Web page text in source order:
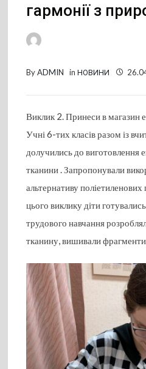
гармонії з
ByADMIN inНОВИНИ
Виклик 2. Принеси в магазин
Учні 6-тих класів разом із
долучились до виготовлення
тканини . Запропонували
альтернативу
цього виклику діти
трудового навчання
тканину, вишивали фрагменти